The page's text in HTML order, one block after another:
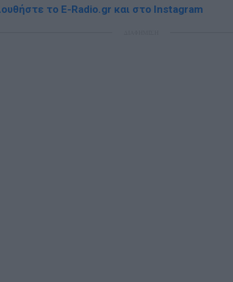
το E-Radio.gr και στο Instagram